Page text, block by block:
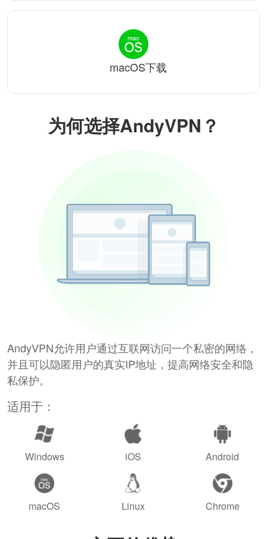
为何选择AndyVPN？
AndyVPN允许用户通过互联网访问一个私密的网络，
并且可以隐匿用户的真实IP地址，提高网络安全和隐
私保护。
适用于：
Windows iOS Android
macOS Linux Chrome
macOS下载